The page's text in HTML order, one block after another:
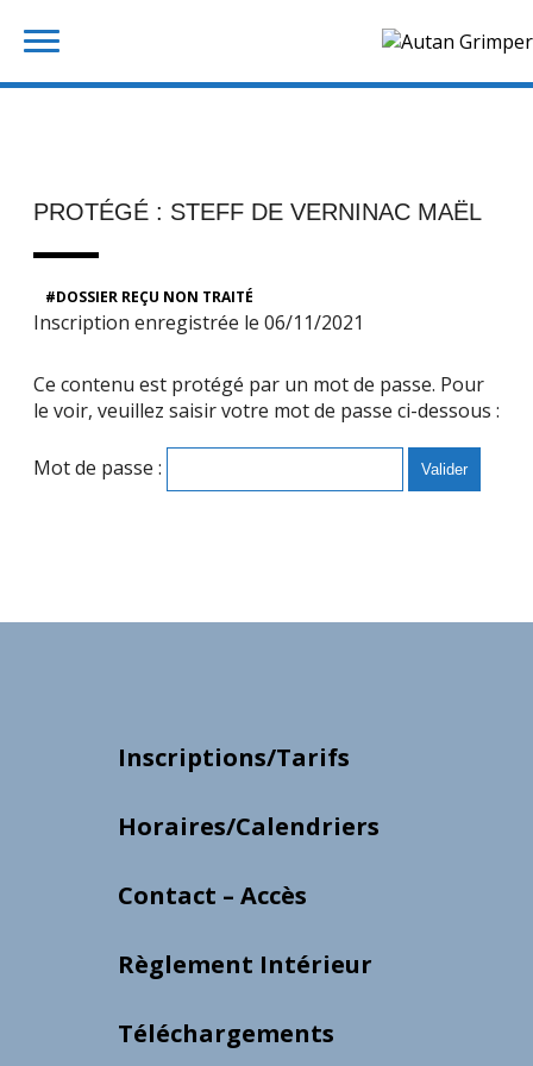
PROTÉGÉ : STEFF DE VERNINAC MAËL
DOSSIER REÇU NON TRAITÉ
Inscription enregistrée le 06/11/2021
Ce contenu est protégé par un mot de passe. Pour
le voir, veuillez saisir votre mot de passe ci-dessous :
Mot de passe :
Inscriptions/Tarifs
Horaires/Calendriers
Contact – Accès
Règlement Intérieur
Téléchargements